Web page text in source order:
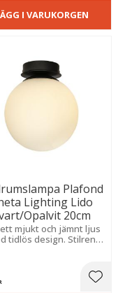
I VARUKORGEN
Plafond
Lighting Lido
Opalvit 20cm
mjukt och jämnt ljus
tidlös design. Stilren